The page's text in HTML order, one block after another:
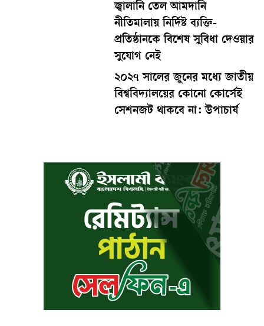
জ্বালানি তেল আমদানি
নীতিমালায় নির্দিষ্ট ব্যক্তি-
প্রতিষ্ঠানকে বিশেষ সুবিধা দেওয়ার
সুযোগ নেই
২০২৭ সালের জুনের মধ্যে জাতীয়
বিশ্ববিদ্যালয়ের কোনো কোর্সেই
সেশনজট থাকবে না: উপাচার্য